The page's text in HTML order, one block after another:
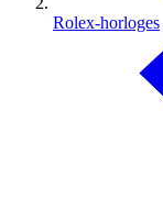
Rolex-horloges